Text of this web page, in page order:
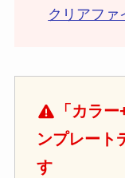
クリアファ
「カラ
ンプレート
す